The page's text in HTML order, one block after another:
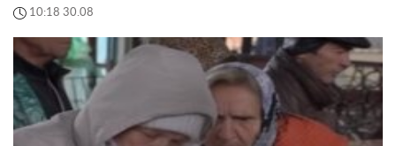
10:18 30.08